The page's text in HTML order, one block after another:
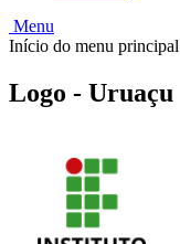
Menu
Início do menu principal
Logo - Uruaçu